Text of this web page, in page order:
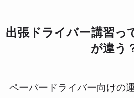
出張ドライバー講習っ
が違う
ペーパードライバー向けの